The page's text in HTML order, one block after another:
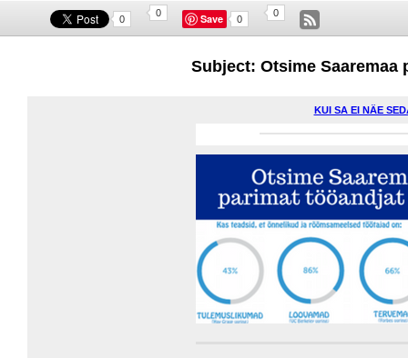
0
0 Save 0
0
Subject: Otsime
KUI SA EI NÄE